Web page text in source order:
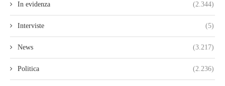
In evidenza (2.344)
Interviste (5)
News (3.217)
Politica (2.236)